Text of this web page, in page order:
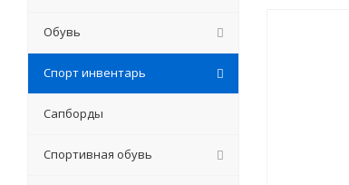
Обувь
Спорт инвентарь
Сапборды
Спортивная обувь